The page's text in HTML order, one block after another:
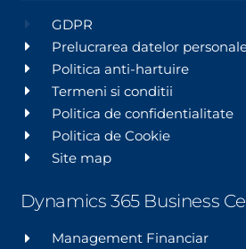
GDPR
Prelucrarea datelor
Politica anti-hartuire
Termeni si conditii
Politica de confidentialitate
Politica de Cookie
Site map
Dynamics 365 Business
Management Financiar